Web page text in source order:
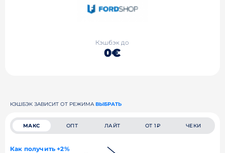
Кэшбэк до
0€
КЭШБЭК ЗАВИСИТ ОТ РЕЖИМА ВЫБРАТЬ
МАКС ОПТ ЛАЙТ ОТ 1₽ ЧЕКИ
Как получить +2%